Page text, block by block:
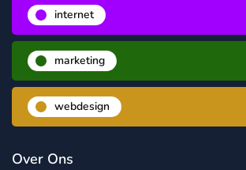
internet
marketing
webdesign
Over Ons